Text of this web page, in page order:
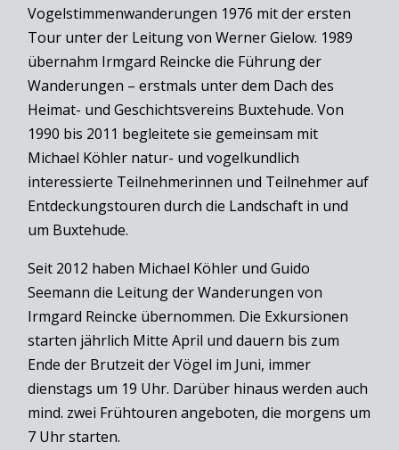
Vogelstimmenwanderungen 1976 mit der ersten
Tour unter der Leitung von Werner Gielow. 1989
übernahm Irmgard Reincke die Führung der
Wanderungen – erstmals unter dem Dach des
Heimat- und Geschichtsvereins Buxtehude. Von
1990 bis 2011 begleitete sie gemeinsam mit
Michael Köhler natur- und vogelkundlich
interessierte Teilnehmerinnen und Teilnehmer auf
Entdeckungstouren durch die Landschaft in und
um Buxtehude.
Seit 2012 haben Michael Köhler und Guido
Seemann die Leitung der Wanderungen von
Irmgard Reincke übernommen. Die Exkursionen
starten jährlich Mitte April und dauern bis zum
Ende der Brutzeit der Vögel im Juni, immer
dienstags um 19 Uhr. Darüber hinaus werden auch
mind. zwei Frühtouren angeboten, die morgens um
7 Uhr starten.